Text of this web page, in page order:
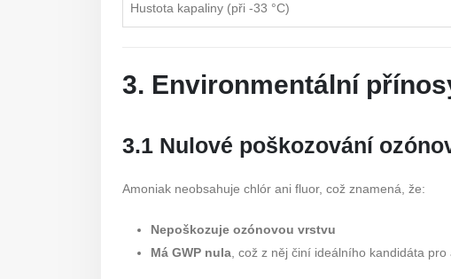
Hustota kapaliny (při -33 °C)
3. Environmentální
3.1 Nulové poškozování
Amoniak neobsahuje chlór ani fluor, což znamená, že:
Nepoškozuje ozónovou vrstvu
Má GWP nula , což z něj činí ideálního kandidáta